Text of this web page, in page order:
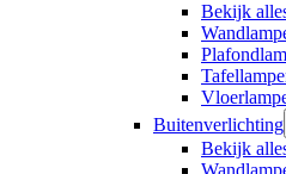
Bekijk
Buitenverlichting
Bekijk